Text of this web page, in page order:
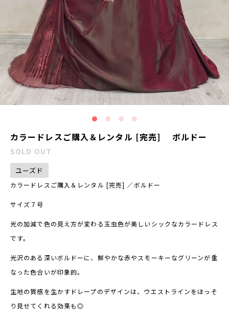
カラードレスご購入＆レンタル [完売] ボルドー
SOLD OUT
ユーズド
カラードレスご購入＆レンタル [完売] ／ボルドー
サイズ７号
光の加減で色の見え方が変わる玉虫色が美しいシックなカラードレス
です。
光沢のある深いボルドーに、鮮やかな赤やスモーキーなグリーンが重
なった色合いが印象的。
生地の質感を生かすドレープのデザインは、ウエストラインをほっそ
り見せてくれる効果も◎